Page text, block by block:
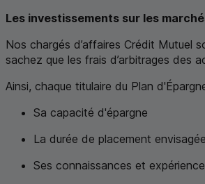
Les investissements sur les
Nos chargés d’affaires Crédit Mutuel
sachez que les frais d’arbitrages des
Ainsi, chaque titulaire du Plan
Sa capacité d'épargne
La durée de placement envisagée
Ses connaissances et